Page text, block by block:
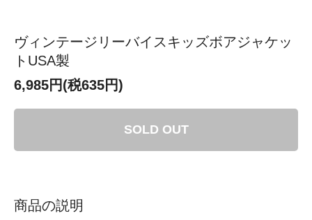
ヴィンテージリーバイスキッズボアジャケッ
トUSA製
6,985円(税635円)
SOLD OUT
商品の説明